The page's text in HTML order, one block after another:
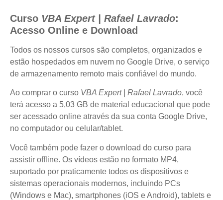
Curso VBA Expert | Rafael Lavrado:
Acesso Online e Download
Todos os nossos cursos são completos, organizados e
estão hospedados em nuvem no Google Drive, o serviço
de armazenamento remoto mais confiável do mundo.
Ao comprar o curso VBA Expert | Rafael Lavrado, você
terá acesso a 5,03 GB de material educacional que pode
ser acessado online através da sua conta Google Drive,
no computador ou celular/tablet.
Você também pode fazer o download do curso para
assistir offline. Os vídeos estão no formato MP4,
suportado por praticamente todos os dispositivos e
sistemas operacionais modernos, incluindo PCs
(Windows e Mac), smartphones (iOS e Android), tablets e